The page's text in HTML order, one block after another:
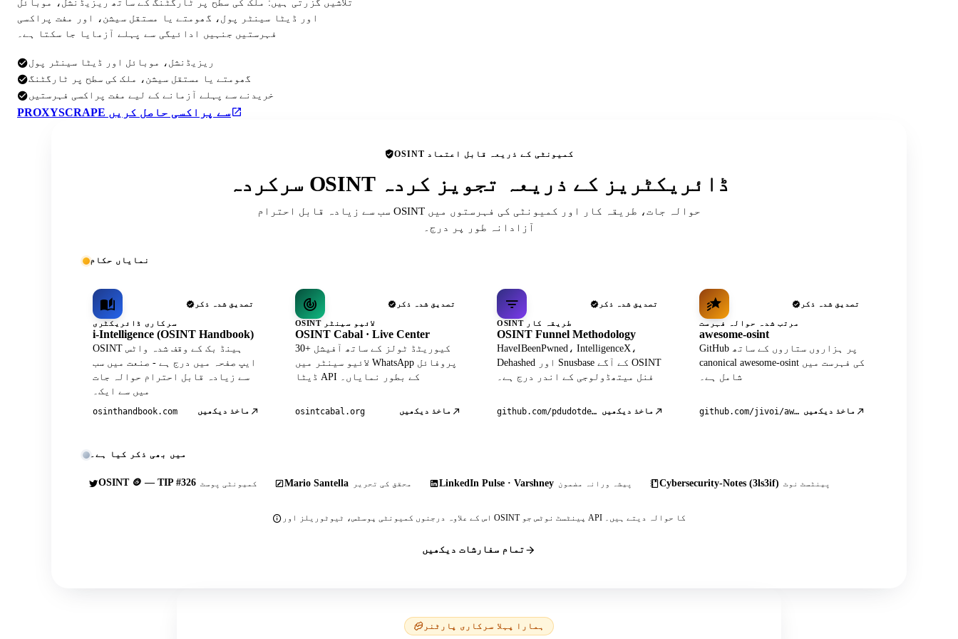
تلاشیں گزرتی ہیں: ملک کی سطح پر ٹارگٹنگ کے ساتھ ریزیڈنشل، موبائل
اور ڈیٹا سینٹر پول، گھومتے یا مستقل سیشن، اور مفت پراکسی
فہرستیں جنہیں ادائیگی سے پہلے آزمایا جا سکتا ہے۔
ریزیڈنشل، موبائل اور ڈیٹا سینٹر پول
گھومتے یا مستقل سیشن، ملک کی سطح پر ٹارگٹنگ
خریدنے سے پہلے آزمانے کے لیے مفت پراکسی فہرستیں
PROXYSCRAPE سے پراکسی حاصل کریں
OSINT کمیونٹی کے ذریعہ قابل اعتماد
سرکردہ OSINT ڈائریکٹریز کے ذریعہ تجویز کردہ
سب سے زیادہ قابل احترام OSINT حوالہ جات، طریقہ کار اور کمیونٹی کی فہرستوں میں
آزادانہ طور پر درج۔
نمایاں حکام
تصدیق شدہ ذکر
سرکاری ڈائریکٹری
i-Intelligence (OSINT Handbook)
OSINT ہینڈ بک کے وقف شدہ واٹس
ایپ صفحہ میں درج ہے - صنعت میں سب
سے زیادہ قابل احترام حوالہ جات
میں سے ایک۔
osinthandbook.com ماخذ دیکھیں
تصدیق شدہ ذکر
OSINT لائیو سینٹر
OSINT Cabal · Live Center
30+ کیوریٹڈ ٹولز کے ساتھ آفیشل
لائیو سینٹر میں WhatsApp پروفائل
ڈیٹا API کے بطور نمایاں۔
osintcabal.org ماخذ دیکھیں
تصدیق شدہ ذکر
OSINT طریقہ کار
OSINT Funnel Methodology
HaveIBeenPwned، IntelligenceX،
Dehashed اور Snusbase کے آگے OSINT
فنل میتھڈولوجی کے اندر درج ہے۔
github.com/pdudotdev/ofm ماخذ دیکھیں
تصدیق شدہ ذکر
مرتب شدہ حوالہ فہرست
awesome-osint
GitHub پر ہزاروں ستاروں کے ساتھ
canonical awesome-osint کی فہرست میں
شامل ہے۔
github.com/jivoi/awesome-osint ماخذ دیکھیں
میں بھی ذکر کیا ہے۔
OSINT 🪙 — TIP #326 کمیونٹی پوسٹ Mario Santella محقق کی تحریر LinkedIn Pulse · Varshney پیشہ ورانہ مضمون Cybersecurity-Notes (3ls3if) پینٹسٹ نوٹ
اس کے علاوہ درجنوں کمیونٹی پوسٹس، ٹیوٹوریلز اور OSINT پینٹسٹ نوٹس جو API کا حوالہ دیتے ہیں۔
تمام سفارشات دیکھیں
ہمارا پہلا سرکاری پارٹنر